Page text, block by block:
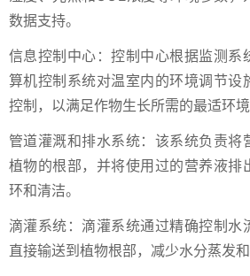
数据支持。
信息控制中心：控制中心根据监测系
算机控制系统对温室内的环境调节设
控制，以满足作物生长所需的最适环境
管道灌溉和排水系统：该系统负责将
植物的根部，并将使用过的营养液排
环和清洁。
滴灌系统：滴灌系统通过精确控制水
直接输送到植物根部，减少水分蒸发和